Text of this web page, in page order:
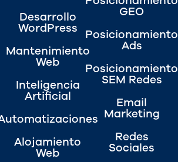
Desarrollo
WordPress
Mantenimiento
Web
Inteligencia
Artificial
Alojamiento
Web
GEO
Posicionamiento
Ads
Posicionamiento
SEM Redes
Email
Marketing
Redes
Sociales